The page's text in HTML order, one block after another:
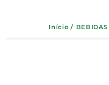
Início / BEBIDAS